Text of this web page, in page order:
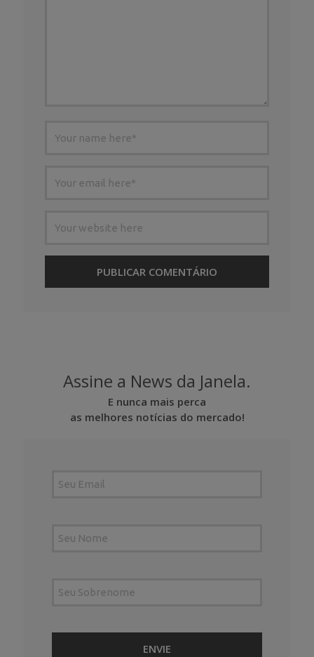
Assine a News da Janela.
E nunca mais perca
as melhores notícias do mercado!